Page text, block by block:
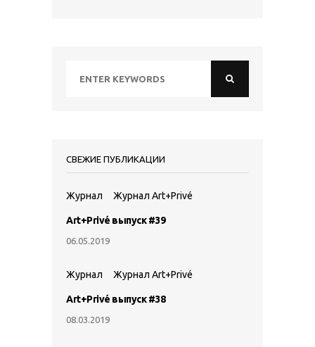
СВЕЖИЕ ПУБЛИКАЦИИ
Журнал Журнал Art+Privé
Art+Privé выпуск #39
06.05.2019
Журнал Журнал Art+Privé
Art+Privé выпуск #38
08.03.2019